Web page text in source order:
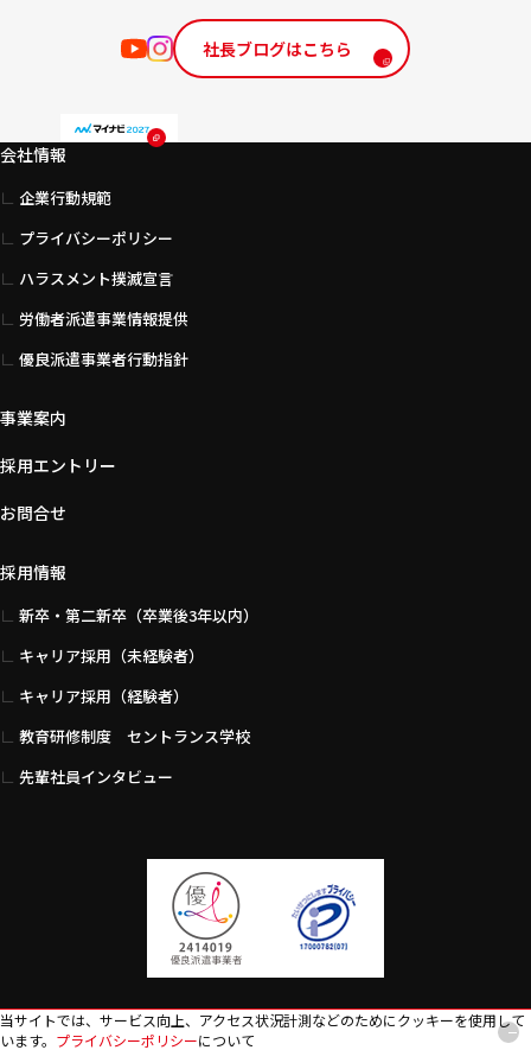
当サイトでは、サービス向上、アクセス状況計測などのためにクッキーを使用して
います。 プライバシーポリシーについて
社長ブログはこちら
会社情報
企業行動規範
プライバシーポリシー
ハラスメント撲滅宣言
労働者派遣事業情報提供
優良派遣事業者行動指針
事業案内
採用エントリー
お問合せ
採用情報
新卒・第二新卒（卒業後3年以内）
キャリア採用（未経験者）
キャリア採用（経験者）
教育研修制度 セントランス学校
先輩社員インタビュー